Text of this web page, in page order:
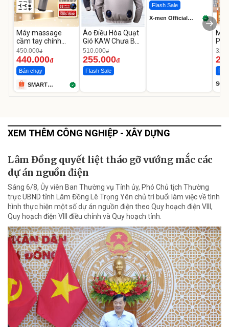
Máy massage
cầm tay chính
hãng SMART
TREND
450.000đ
440.000đ
Bán chạy
SMART
Áo Điều Hòa Quạt
Gió KAW Chưa Bao
Gồm Phụ Kiện Và
Pin
510.000đ
255.000đ
Flash Sale
Flash Sale
X-men Official
XEM THÊM CÔNG NGHIỆP - XÂY DỰNG
Lâm Đồng quyết liệt tháo gỡ vướng mắc các
dự án nguồn điện
Sáng 6/8, Ủy viên Ban Thường vụ Tỉnh ủy, Phó Chủ tịch Thường
trực UBND tỉnh Lâm Đồng Lê Trọng Yên chủ trì buổi làm việc về tình
hình thực hiện một số dự án nguồn điện theo Quy hoạch điện VIII,
Quy hoạch điện VIII điều chỉnh và Quy hoạch tỉnh.